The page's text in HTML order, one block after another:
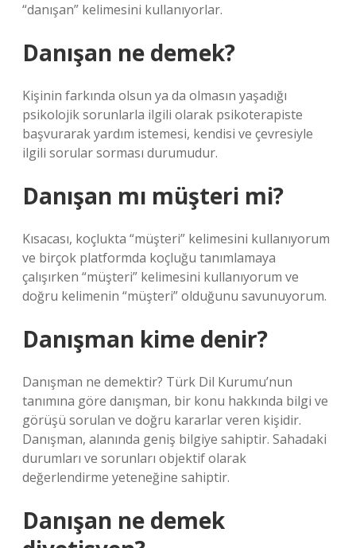
“danışan” kelimesini kullanıyorlar.
Danışan ne demek?
Kişinin farkında olsun ya da olmasın yaşadığı
psikolojik sorunlarla ilgili olarak psikoterapiste
başvurarak yardım istemesi, kendisi ve çevresiyle
ilgili sorular sorması durumudur.
Danışan mı müşteri mi?
Kısacası, koçlukta “müşteri” kelimesini kullanıyorum
ve birçok platformda koçluğu tanımlamaya
çalışırken “müşteri” kelimesini kullanıyorum ve
doğru kelimenin “müşteri” olduğunu savunuyorum.
Danışman kime denir?
Danışman ne demektir? Türk Dil Kurumu’nun
tanımına göre danışman, bir konu hakkında bilgi ve
görüşü sorulan ve doğru kararlar veren kişidir.
Danışman, alanında geniş bilgiye sahiptir. Sahadaki
durumları ve sorunları objektif olarak
değerlendirme yeteneğine sahiptir.
Danışan ne demek